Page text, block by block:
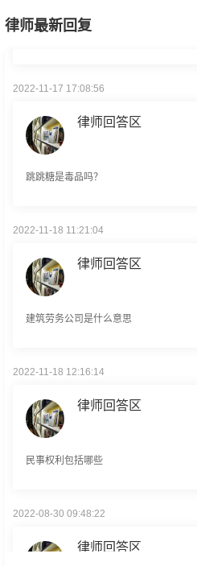
律师最新回复
律师回答区
跳跳糖是毒品吗？
律师回答区
建筑劳务公司是什么意思
律师回答区
民事权利包括哪些
律师回答区